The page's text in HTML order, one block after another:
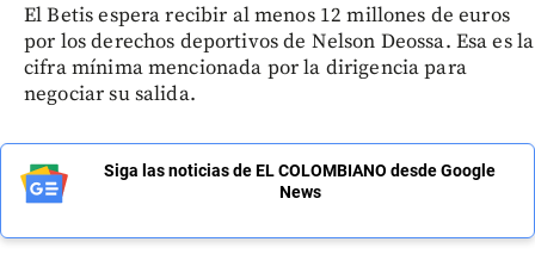
El Betis espera recibir al menos 12 millones de euros
por los derechos deportivos de Nelson Deossa. Esa es la
cifra mínima mencionada por la dirigencia para
negociar su salida.
Siga las noticias de EL COLOMBIANO desde Google
News